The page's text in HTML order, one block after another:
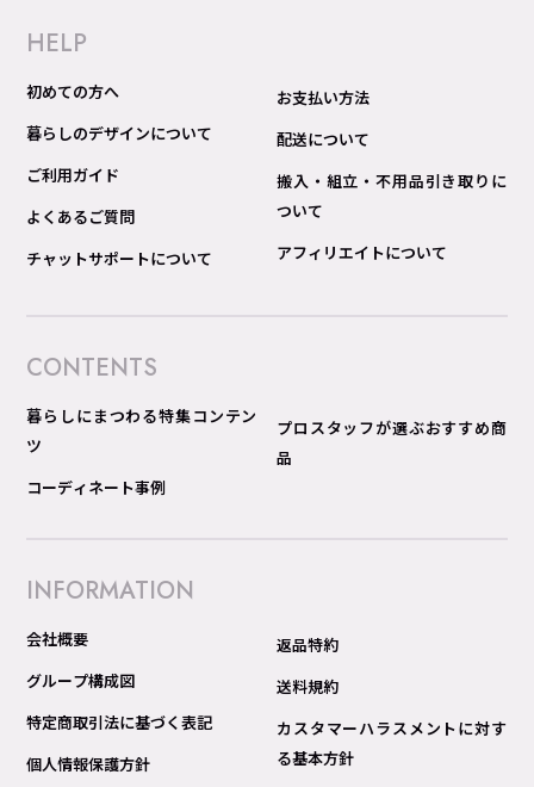
HELP
初めての方へ
暮らしのデザインについて
ご利用ガイド
よくあるご質問
チャットサポートについて
お支払い方法
配送について
搬入・組立・不用品引き取りに
ついて
アフィリエイトについて
CONTENTS
暮らしにまつわる特集コンテン
ツ
コーディネート事例
プロスタッフが選ぶおすすめ商
品
INFORMATION
会社概要
グループ構成図
特定商取引法に基づく表記
個人情報保護方針
返品特約
送料規約
カスタマーハラスメントに対す
る基本方針